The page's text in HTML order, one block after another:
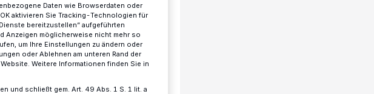
Daten wie Browserdaten oder
aktivieren Sie Tracking-Technologien für
bereitzustellen“ aufgeführten
Anzeigen möglicherweise nicht mehr so
um Ihre Einstellungen zu ändern oder
oder Ablehnen am unteren Rand der
Weitere Informationen finden Sie in
und schließt gem. Art. 49 Abs. 1 S. 1 lit. a